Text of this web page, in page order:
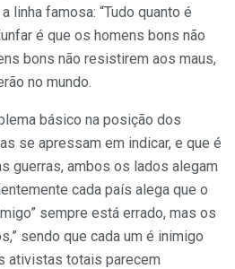
linha famosa: “Tudo quanto é
é que os homens bons não
bons não resistirem aos maus,
no mundo.
básico na posição dos
se apressam em indicar, e que é
guerras, ambos os lados alegam
cada país alega que o
sempre está errado, mas os
sendo que cada um é inimigo
ativistas totais parecem